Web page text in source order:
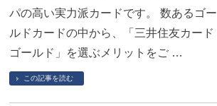
パの高い実力派カードです。 数あるゴー
ルドカードの中から、「三井住友カード
ゴールド」を選ぶメリットをご …
この記事を読む